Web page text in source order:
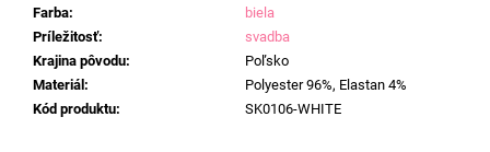
Farba:
biela
Príležitosť:
svadba
Krajina pôvodu:
Poľsko
Materiál :
Polyester 96%, Elastan 4%
Kód produktu: SK0106-WHITE